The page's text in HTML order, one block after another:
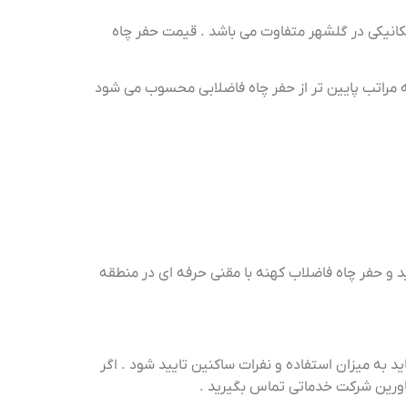
در گلشهر متفاوت می باشد . قیمت حفر چاه
پایین تر از حفر چاه فاضلابی محسوب می شود
و حفر چاه فاضلاب کهنه با مقنی حرفه ای در منطقه
به میزان استفاده و نفرات ساکنین تایید شود . اگر
شرکت خدماتی تماس بگیرید .